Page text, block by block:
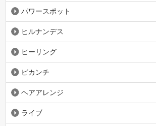
パワースポット
ヒルナンデス
ヒーリング
ピカンチ
ヘアアレンジ
ライブ